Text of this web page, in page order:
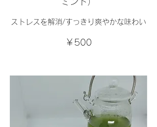
ストレスを解消/すっきり爽やかな味わい
￥500